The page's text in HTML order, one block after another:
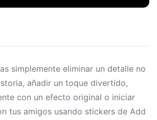
simplemente eliminar un detalle no
añadir un toque divertido,
con un efecto original o iniciar
tus amigos usando stickers de Add